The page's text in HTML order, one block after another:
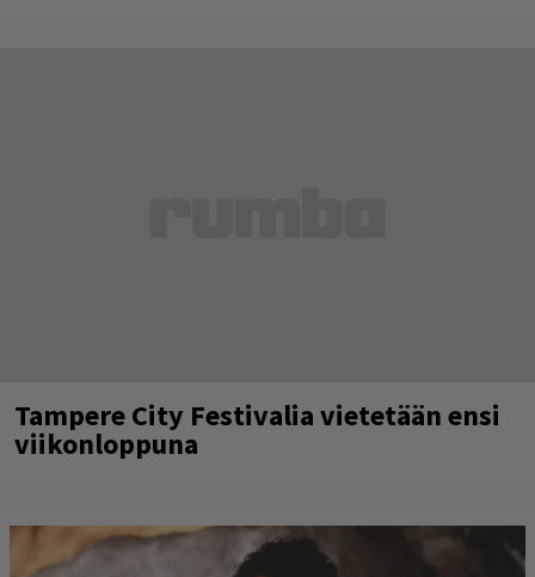
Tampere City Festivalia vietetään ensi
viikonloppuna